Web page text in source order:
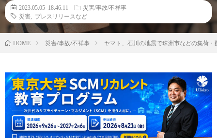
2023.05.05 18:46:11
災害/事故/不祥事
災害
プレスリリースなど
HOME 災害/事故/不祥事 ヤマト、石川の地震で珠洲市などの集荷